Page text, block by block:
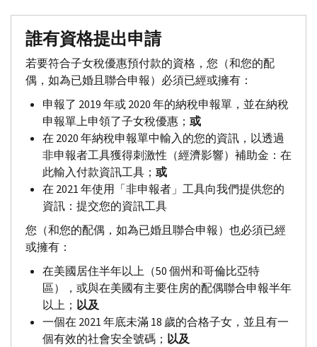
誰有資格提出申請
若要符合子女稅優惠預付款的資格，您（和您的配
偶，如為已婚且聯合申報）必須已經或擁有：
申報了 2019 年或 2020 年的納稅申報單，並在納稅
申報單上申領了子女稅優惠； 或
在 2020 年納稅申報單中輸入的您的資訊，以透過
非申報者工具獲得刺激性（經濟影響）補助金：在
此輸入付款資訊工具； 或
在 2021 年使用「非申報者」工具向我們提供您的
資訊：提交您的資訊工具
您（和您的配偶，如為已婚且聯合申報）也必須已經
或擁有：
在美國居住半年以上（50 個州和哥倫比亞特
區），或與在美國有主要住房的配偶聯合申報半年
以上； 以及
一個在 2021 年底未滿 18 歲的合格子女，並且有一
個有效的社會安全號碼； 以及